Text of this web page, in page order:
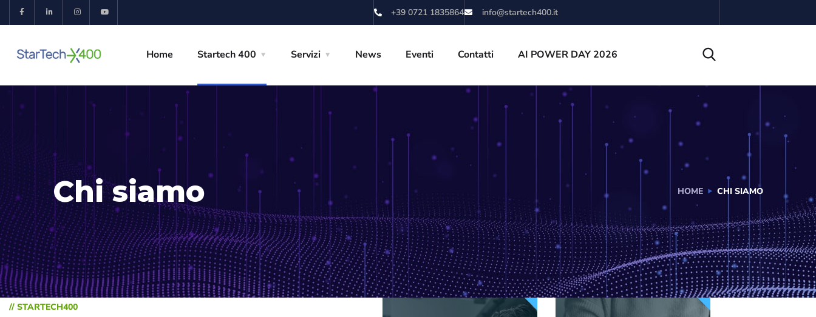
+39 0721 1835864 info@startech400.it
Home Startech 400 Servizi News Eventi Contatti AI POWER DAY 2026
Chi siamo HOME CHI SIAMO
// STARTECH400